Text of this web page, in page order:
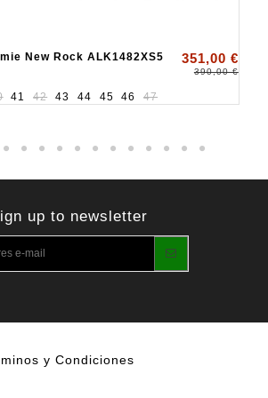
New Rock ALK1482XS5 351,00 €
390,00 €
41 42 43 44 45 46 47
up to newsletter
y Condiciones